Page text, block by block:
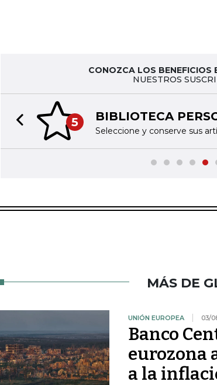
CONOZCA LOS BENEFICIOS
NUESTROS
5 BIBLIOTECA
Seleccione y conserve sus
Previous slide
MÁS DE
UNIÓN EUROPEA 03/
Banco
eurozona
a la